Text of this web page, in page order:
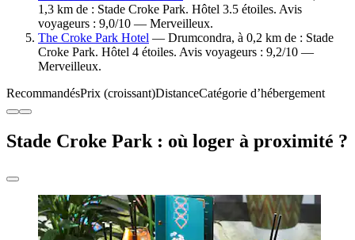
1,3 km de : Stade Croke Park. Hôtel 3.5 étoiles. Avis
voyageurs : 9,0/10 — Merveilleux.
The Croke Park Hotel — Drumcondra, à 0,2 km de : Stade
Croke Park. Hôtel 4 étoiles. Avis voyageurs : 9,2/10 —
Merveilleux.
RecommandésPrix (croissant)DistanceCatégorie d’hébergement
Stade Croke Park : où loger à proximité ?